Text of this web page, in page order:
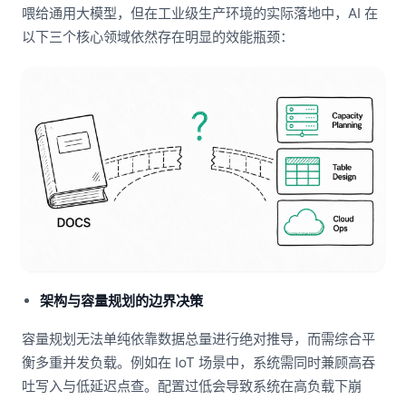
喂给通用大模型，但在工业级生产环境的实际落地中，AI 在
以下三个核心领域依然存在明显的效能瓶颈：
架构与容量规划的边界决策
容量规划无法单纯依靠数据总量进行绝对推导，而需综合平
衡多重并发负载。例如在 IoT 场景中，系统需同时兼顾高吞
吐写入与低延迟点查。配置过低会导致系统在高负载下崩